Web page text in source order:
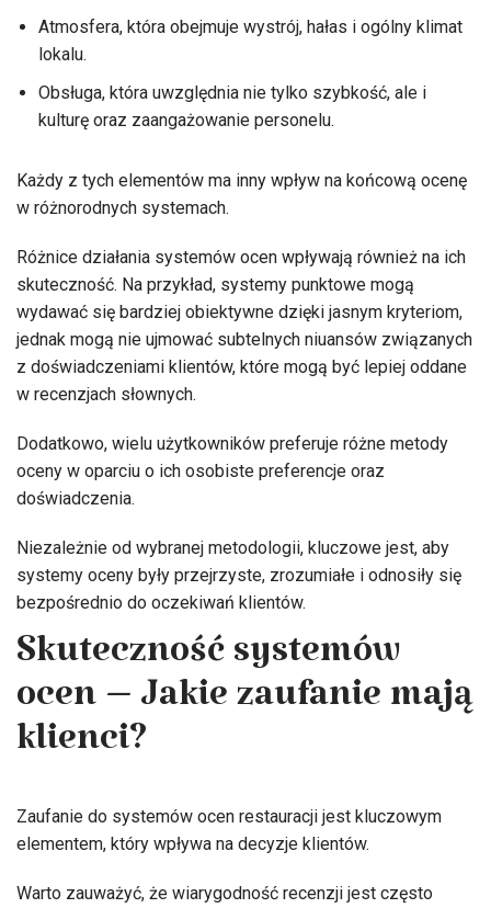
Atmosfera, która obejmuje wystrój, hałas i ogólny klimat
lokalu.
Obsługa, która uwzględnia nie tylko szybkość, ale i
kulturę oraz zaangażowanie personelu.
Każdy z tych elementów ma inny wpływ na końcową ocenę
w różnorodnych systemach.
Różnice działania systemów ocen wpływają również na ich
skuteczność. Na przykład, systemy punktowe mogą
wydawać się bardziej obiektywne dzięki jasnym kryteriom,
jednak mogą nie ujmować subtelnych niuansów związanych
z doświadczeniami klientów, które mogą być lepiej oddane
w recenzjach słownych.
Dodatkowo, wielu użytkowników preferuje różne metody
oceny w oparciu o ich osobiste preferencje oraz
doświadczenia.
Niezależnie od wybranej metodologii, kluczowe jest, aby
systemy oceny były przejrzyste, zrozumiałe i odnosiły się
bezpośrednio do oczekiwań klientów.
Skuteczność systemów
ocen – Jakie zaufanie mają
klienci?
Zaufanie do systemów ocen restauracji jest kluczowym
elementem, który wpływa na decyzje klientów.
Warto zauważyć, że wiarygodność recenzji jest często